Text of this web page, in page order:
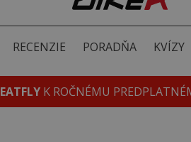
RECENZIE PORADŇA KVÍZY
K ROČNÉMU